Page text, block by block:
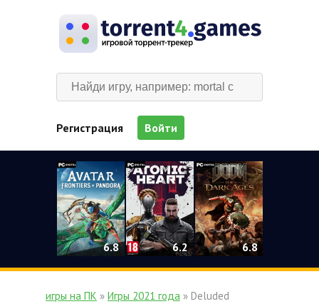
Регистрация Войти
6.8 6.2 6.8
игры на ПК » Игры 2021 года » Deluded